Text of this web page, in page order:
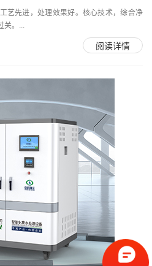
艺先进，处理效果好。核心技术，综合净
关。...
阅读详情